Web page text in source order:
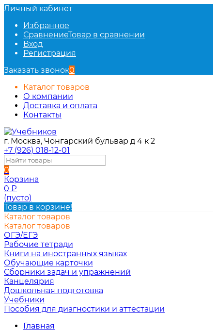
Личный кабинет
Избранное
СравнениеТовар в сравнении
Вход
Регистрация
Заказать звонок0
Каталог товаров
О компании
Доставка и оплата
Контакты
г. Москва, Чонгарский бульвар д 4 к 2
+7 (926) 018-12-01
0
Корзина
0 ₽
(пусто)
Товар в корзине!
Каталог товаров
Каталог товаров
ОГЭ/ЕГЭ
Рабочие тетради
Книги на иностранных языках
Обучающие карточки
Сборники задач и упражнений
Канцелярия
Дошкольная подготовка
Учебники
Пособия для диагностики и аттестации
Главная